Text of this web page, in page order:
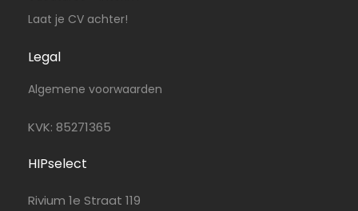
Laat je CV achter!
Legal
Algemene voorwaarden
KVK: 85271365
HIPselect
Rivium 1e Straat 119